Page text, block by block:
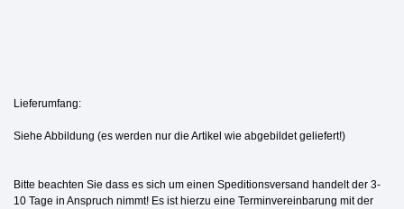
Lieferumfang:
Siehe Abbildung (es werden nur die Artikel wie abgebildet geliefert!)
Bitte beachten Sie dass es sich um einen Speditionsversand handelt der 3-
10 Tage in Anspruch nimmt! Es ist hierzu eine Terminvereinbarung mit der